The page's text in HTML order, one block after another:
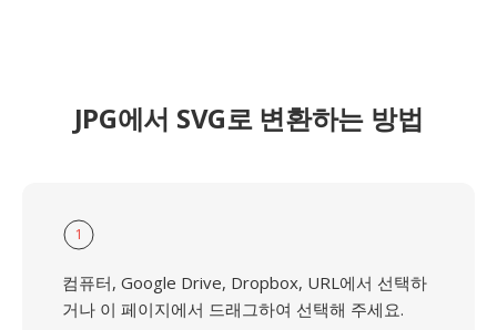
JPG에서 SVG로 변환하는 방법
1
컴퓨터, Google Drive, Dropbox, URL에서 선택하
거나 이 페이지에서 드래그하여 선택해 주세요.